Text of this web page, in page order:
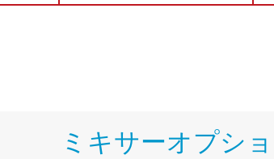
ミキサーオプシ